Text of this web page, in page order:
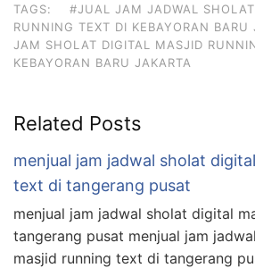
TAGS:
#JUAL JAM JADWAL
RUNNING TEXT DI KEBAYORAN BARU
JAM SHOLAT DIGITAL MASJID
KEBAYORAN BARU JAKARTA
Related Posts
menjual jam jadwal sholat
text di tangerang pusat
menjual jam jadwal sholat digital
tangerang pusat menjual jam
masjid running text di tangerang